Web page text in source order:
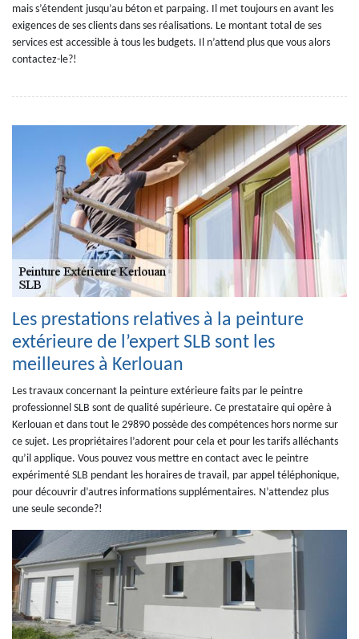
mais s’étendent jusqu’au béton et parpaing. Il met toujours en avant les
exigences de ses clients dans ses réalisations. Le montant total de ses
services est accessible à tous les budgets. Il n’attend plus que vous alors
contactez-le?!
Les prestations relatives à la peinture
extérieure de l’expert SLB sont les
meilleures à Kerlouan
Les travaux concernant la peinture extérieure faits par le peintre
professionnel SLB sont de qualité supérieure. Ce prestataire qui opère à
Kerlouan et dans tout le 29890 possède des compétences hors norme sur
ce sujet. Les propriétaires l’adorent pour cela et pour les tarifs alléchants
qu’il applique. Vous pouvez vous mettre en contact avec le peintre
expérimenté SLB pendant les horaires de travail, par appel téléphonique,
pour découvrir d’autres informations supplémentaires. N’attendez plus
une seule seconde?!